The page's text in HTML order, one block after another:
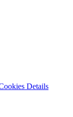
Details